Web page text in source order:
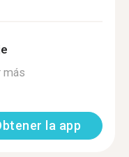
más
la app